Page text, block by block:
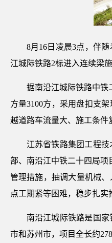
8月16日凌晨3点，伴
江城际铁路2标进入连续梁
据南沿江城际铁路中铁
方量3100方，采用盘扣支
越道路车流量大、施工条件
江苏省铁路集团工程
部、南沿江中铁二十四局项
管理措施，抽调大量机械
点工期紧等困难，稳步扎实
南沿江城际铁路是国
市和苏州市，项目全长约